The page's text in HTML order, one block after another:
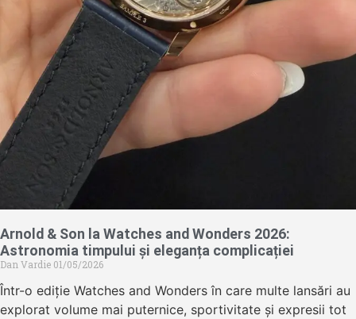
Arnold & Son la Watches and Wonders 2026:
Astronomia timpului și eleganța complicației
Dan Vardie 01/05/2026
Într-o ediție Watches and Wonders în care multe lansări au
explorat volume mai puternice, sportivitate și expresii tot